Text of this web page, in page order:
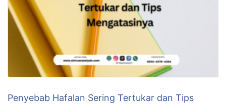
Penyebab Hafalan Sering Tertukar dan Tips